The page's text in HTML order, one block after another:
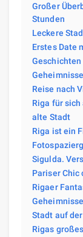
Großer
Stunden
Leckere
Erstes Date
Reise nach
Riga für
alte Stadt
Riga ist ein
Sigulda.
Pariser Chic
Rigaer
Stadt auf
Rigas